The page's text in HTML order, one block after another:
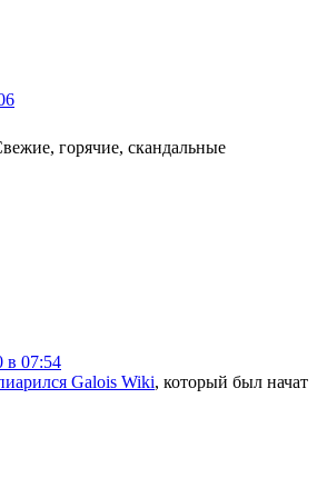
горячие, скандальные
в 07:54
Galois Wiki, который был начат